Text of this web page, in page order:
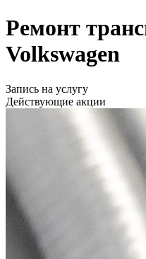
Ремонт
Volkswagen
Запись на услугу
Действующие акции